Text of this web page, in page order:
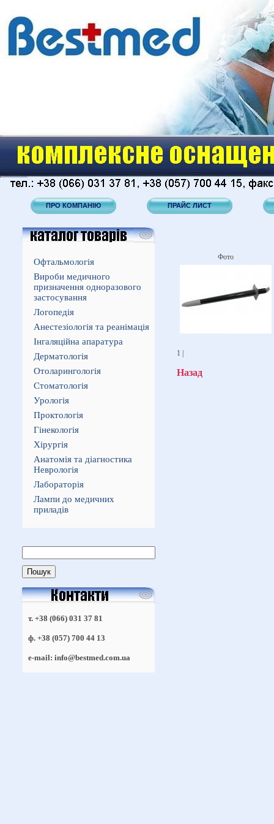
ПРО КОМПАНІЮ ПРАЙС ЛИСТ
Офтальмологія
Вироби медичного
призначення одноразового
застосування
Логопедія
Анестезіологія та реанімація
Інгаляційна апаратура
Дерматологія
Отоларингологія
Стоматологія
Урологія
Проктологія
Гінекологія
Хірургія
Анатомія та діагностика
Неврологія
Лабораторія
Лампи до медичних
приладів
т. +38 (066) 031 37 81
ф. +38 (057) 700 44 13
e-mail: info@bestmed.com.ua
Фото
1 |
Назад